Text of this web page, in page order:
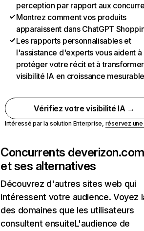
perception par rapport aux
Montrez comment vos produits
apparaissent dans ChatGPT
Les rapports personnalisables et
l'assistance d'experts vous aident à
protéger votre récit et à
visibilité IA en croissance
Vérifiez votre visibilité IA →
Intéressé par la solution Enterprise, réservez
Concurrents de
et ses alternatives
Découvrez d'autres sites web qui
intéressent votre audience. Voyez
des domaines que les utilisateurs
consultent ensuiteL'audience de